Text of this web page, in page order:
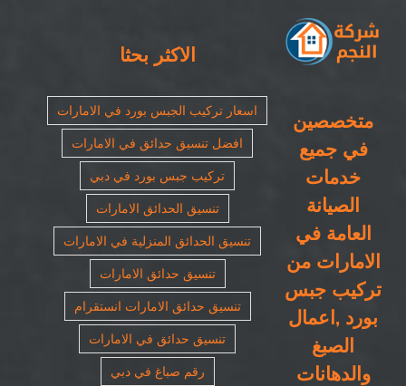
مغلقة
متخصصين
في جميع
خدمات
الصيانة
العامة في
الامارات من
تركيب جبس
بورد ,اعمال
الصبغ
والدهانات
الاكثر بحثا
اسعار تركيب الجبس بورد في الامارات
افضل تنسيق حدائق في الامارات
تركيب جبس بورد في دبي
تنسيق الحدائق الامارات
تنسيق الحدائق المنزلية في الامارات
تنسيق حدائق الامارات
تنسيق حدائق الامارات انستقرام
تنسيق حدائق في الامارات
رقم صباغ في دبي